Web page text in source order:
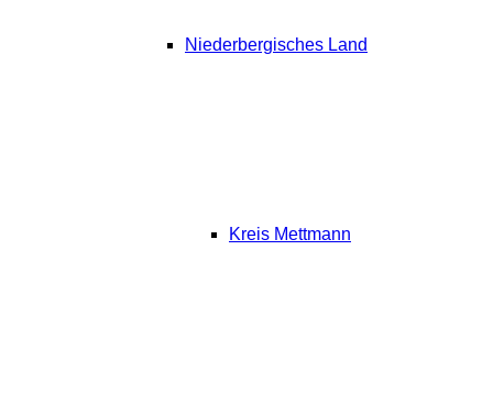
Niederbergisches Land
Kreis Mettmann